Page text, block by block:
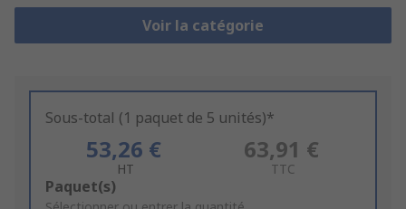
Voir la catégorie
Sous-total (1 paquet de 5 unités)*
53,26 €
HT
63,91 €
TTC
Add
Paquet(s)